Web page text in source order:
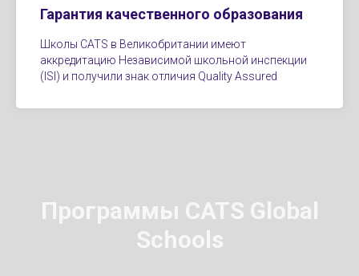
Гарантия качественного образования
Школы CATS в Великобритании имеют
аккредитацию Независимой школьной инспекции
(ISI) и получили знак отличия Quality Assured
Программы CATS Global
Schools